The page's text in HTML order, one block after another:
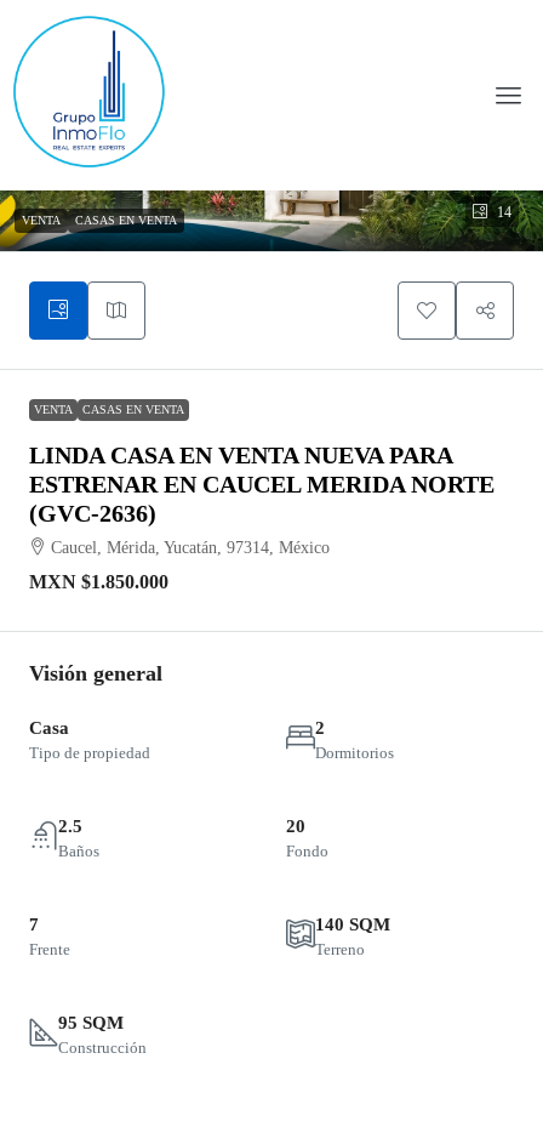
14
VENTA CASAS EN VENTA
VENTA CASAS EN VENTA
LINDA CASA EN VENTA NUEVA PARA
ESTRENAR EN CAUCEL MERIDA NORTE
(GVC-2636)
Caucel, Mérida, Yucatán, 97314, México
MXN $1.850.000
Visión general
Casa
Tipo de propiedad
2
Dormitorios
2.5
Baños
20
Fondo
7
Frente
140 SQM
Terreno
95 SQM
Construcción